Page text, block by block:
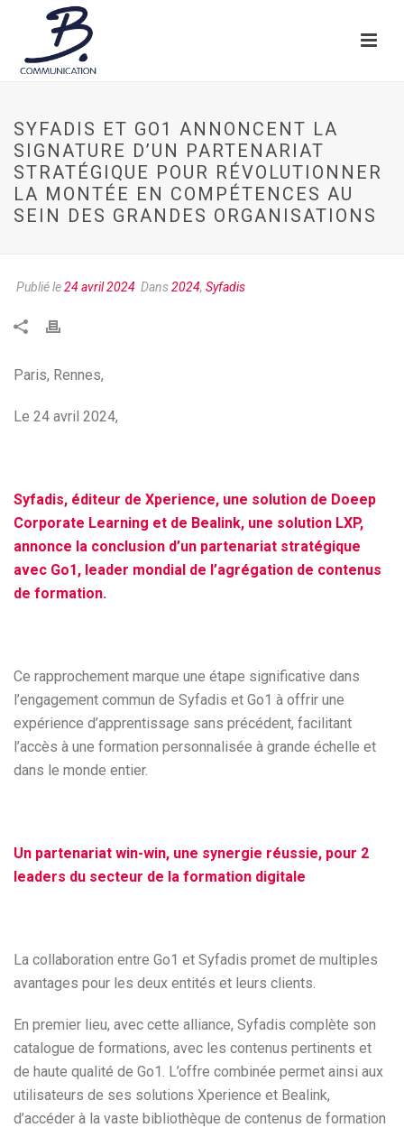
SYFADIS ET GO1 ANNONCENT LA
SIGNATURE D’UN PARTENARIAT
STRATÉGIQUE POUR RÉVOLUTIONNER
LA MONTÉE EN COMPÉTENCES AU
SEIN DES GRANDES ORGANISATIONS
Publié le24 avril 2024 Dans2024, Syfadis
Paris, Rennes,
Le 24 avril 2024,
Syfadis, éditeur de Xperience, une solution de Doeep
Corporate Learning et de Bealink, une solution LXP,
annonce la conclusion d’un partenariat stratégique
avec Go1, leader mondial de l’agrégation de contenus
de formation.
Ce rapprochement marque une étape significative dans
l’engagement commun de Syfadis et Go1 à offrir une
expérience d’apprentissage sans précédent, facilitant
l’accès à une formation personnalisée à grande échelle et
dans le monde entier.
Un partenariat win-win, une synergie réussie, pour 2
leaders du secteur de la formation digitale
La collaboration entre Go1 et Syfadis promet de multiples
avantages pour les deux entités et leurs clients.
En premier lieu, avec cette alliance, Syfadis complète son
catalogue de formations, avec les contenus pertinents et
de haute qualité de Go1. L’offre combinée permet ainsi aux
utilisateurs de ses solutions Xperience et Bealink,
d’accéder à la vaste bibliothèque de contenus de formation